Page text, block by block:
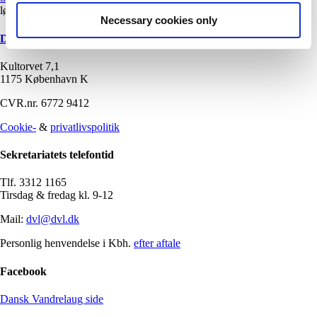
Necessary cookies only
lørdag
Dansk Vandrelaug
Kultorvet 7,1
1175 København K
CVR.nr. 6772 9412
Cookie- & privatlivspolitik
Sekretariatets telefontid
Tlf. 3312 1165
Tirsdag & fredag kl. 9-12
Mail: dvl@dvl.dk
Personlig henvendelse i Kbh. efter aftale
Facebook
Dansk Vandrelaug side